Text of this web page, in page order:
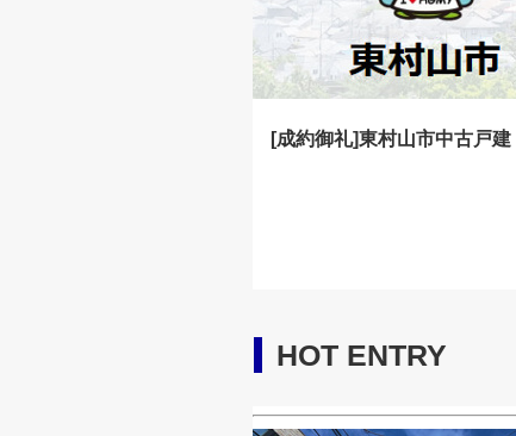
[成約御礼]東村山市中古戸建
HOT ENTRY